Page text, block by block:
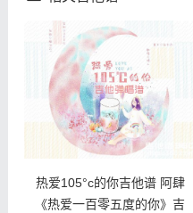
热爱105°c的你吉他谱 阿肆
《热爱一百零五度的你》吉